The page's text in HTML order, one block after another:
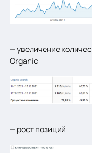
— увеличение
Organic
— рост позиций